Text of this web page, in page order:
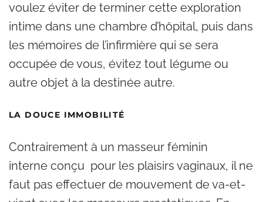
voulez éviter de terminer cette exploration
intime dans une chambre d’hôpital, puis dans
les mémoires de l’infirmière qui se sera
occupée de vous, évitez tout légume ou
autre objet à la destinée autre.
LA DOUCE IMMOBILITÉ
Contrairement à un masseur féminin
interne conçu pour les plaisirs vaginaux, il ne
faut pas effectuer de mouvement de va-et-